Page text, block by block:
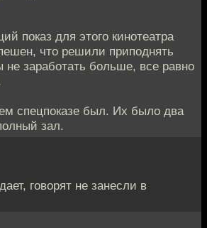
показ для этого кинотеатра
что решили приподнять
не заработать больше, все равно
спецпоказе был. Их было два
зал.
говорят не занесли в